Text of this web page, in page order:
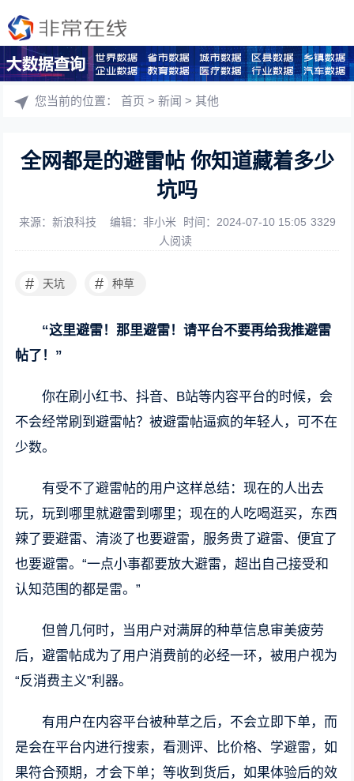
您当前的位置：首页 >新闻 >其他
全网都是的避雷帖 你知道藏着多少
坑吗
来源：新浪科技 编辑：非小米 时间：2024-07-10 15:05 3329
人阅读
# 天坑 # 种草
“这里避雷！那里避雷！请平台不要再给我推避雷
帖了！”
你在刷小红书、抖音、B站等内容平台的时候，会
不会经常刷到避雷帖？被避雷帖逼疯的年轻人，可不在
少数。
有受不了避雷帖的用户这样总结：现在的人出去
玩，玩到哪里就避雷到哪里；现在的人吃喝逛买，东西
辣了要避雷、清淡了也要避雷，服务贵了避雷、便宜了
也要避雷。“一点小事都要放大避雷，超出自己接受和
认知范围的都是雷。”
但曾几何时，当用户对满屏的种草信息审美疲劳
后，避雷帖成为了用户消费前的必经一环，被用户视为
“反消费主义”利器。
有用户在内容平台被种草之后，不会立即下单，而
是会在平台内进行搜索，看测评、比价格、学避雷，如
果符合预期，才会下单；等收到货后，如果体验后的效